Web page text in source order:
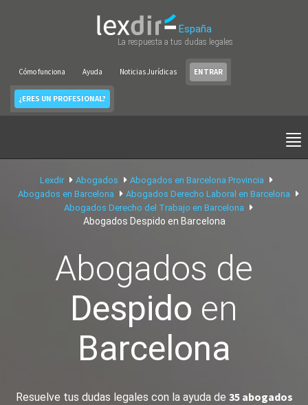
España
La respuesta a tus dudas legales
Cómo funciona Ayuda Noticias Jurídicas ENTRAR
¿ERES UN PROFESIONAL?
Lexdir Abogados
Abogados en Barcelona Provincia
Abogados en Barcelona
Abogados Derecho Laboral en Barcelona
Abogados Derecho del Trabajo en Barcelona
Abogados Despido en Barcelona
Abogados de
Despido en
Barcelona
Resuelve tus dudas legales con la ayuda de 35 abogados